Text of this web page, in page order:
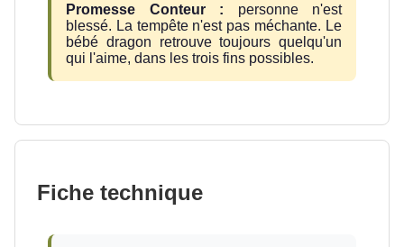
Promesse Conteur : personne n'est
blessé. La tempête n'est pas méchante. Le
bébé dragon retrouve toujours quelqu'un
qui l'aime, dans les trois fins possibles.
Fiche technique